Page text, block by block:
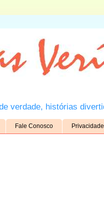
verdade, histórias
Fale Conosco Privacidade